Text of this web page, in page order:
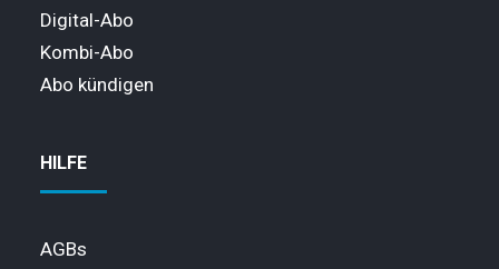
Digital-Abo
Kombi-Abo
Abo kündigen
HILFE
AGBs